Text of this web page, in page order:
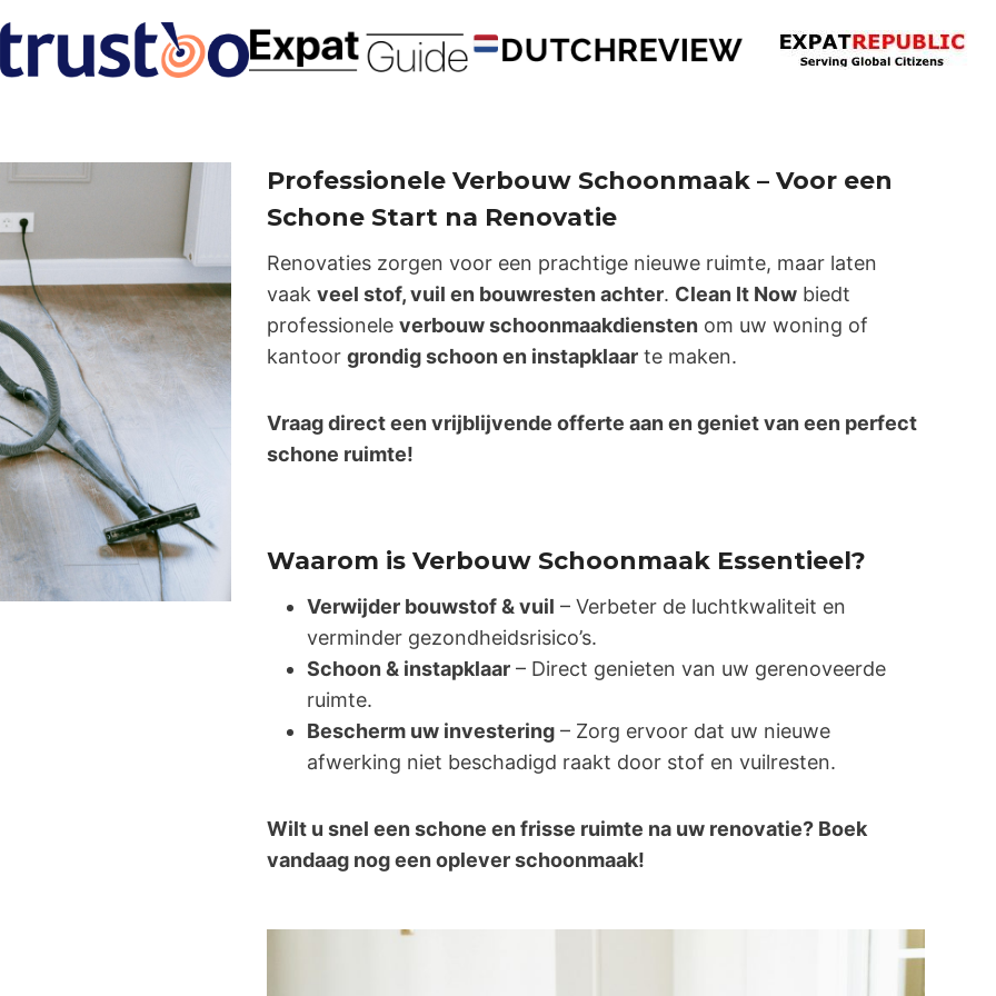
Professionele Verbouw Schoonmaak – Voor een
Schone Start na Renovatie
Renovaties zorgen voor een prachtige nieuwe ruimte, maar laten
vaak veel stof, vuil en bouwresten achter. Clean It Now biedt
professionele verbouw schoonmaakdiensten om uw woning of
kantoor grondig schoon en instapklaar te maken.
Vraag direct een vrijblijvende offerte aan en geniet van een perfect
schone ruimte!
Waarom is Verbouw Schoonmaak Essentieel?
Verwijder bouwstof & vuil – Verbeter de luchtkwaliteit en
verminder gezondheidsrisico’s.
Schoon & instapklaar – Direct genieten van uw gerenoveerde
ruimte.
Bescherm uw investering – Zorg ervoor dat uw nieuwe
afwerking niet beschadigd raakt door stof en vuilresten.
Wilt u snel een schone en frisse ruimte na uw renovatie? Boek
vandaag nog een oplever schoonmaak!